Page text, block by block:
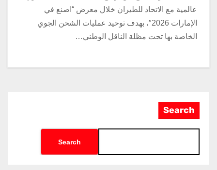
عالمية مع الاتحاد للطيران خلال معرض “اصنع في
الإمارات 2026″، بهدف توحيد عمليات الشحن الجوي
الخاصة بها تحت مظلة الناقل الوطني…
Search
Search